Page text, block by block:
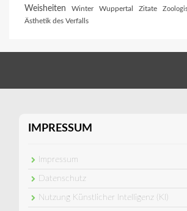
Weisheiten Winter Wuppertal Zitate
Ästhetik des Verfalls
IMPRESSUM
Impressum
Datenschutz
Nutzung Künstlicher Intelligenz (KI)